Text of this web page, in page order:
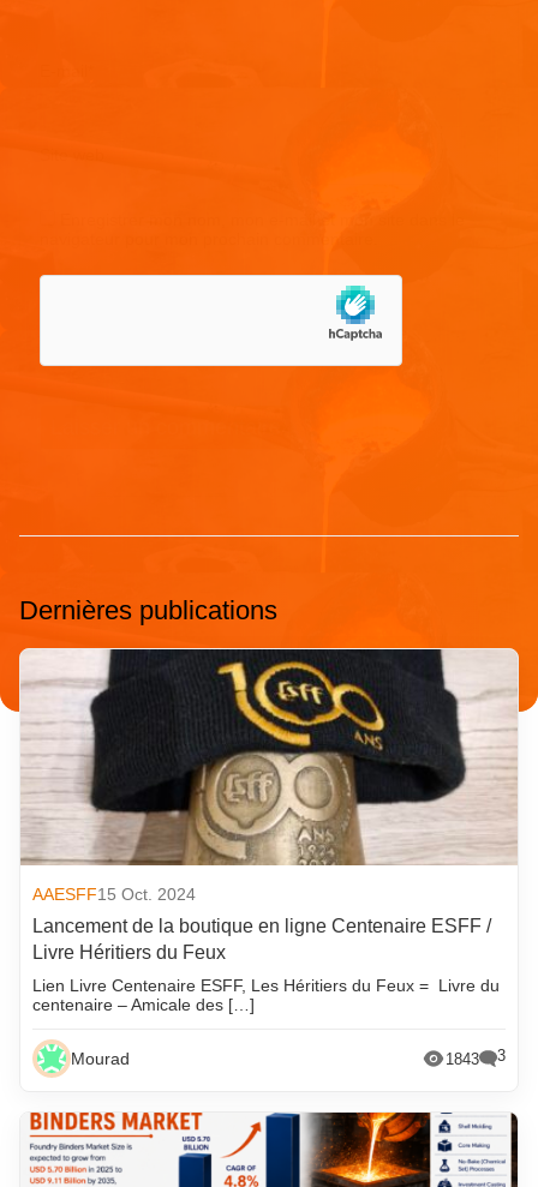
Dernières publications
AAESFF15 Oct. 2024
Lancement de la boutique en ligne Centenaire ESFF /
Livre Héritiers du Feux
Lien Livre Centenaire ESFF, Les Héritiers du Feux = Livre du
centenaire – Amicale des […]
Mourad 1843 3